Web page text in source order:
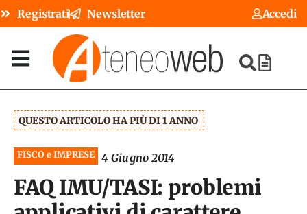
Registrati Newsletter Accedi
QUESTO ARTICOLO HA PIÙ DI 1 ANNO
FISCO e IMPRESE 4 Giugno 2014
FAQ IMU/TASI: problemi